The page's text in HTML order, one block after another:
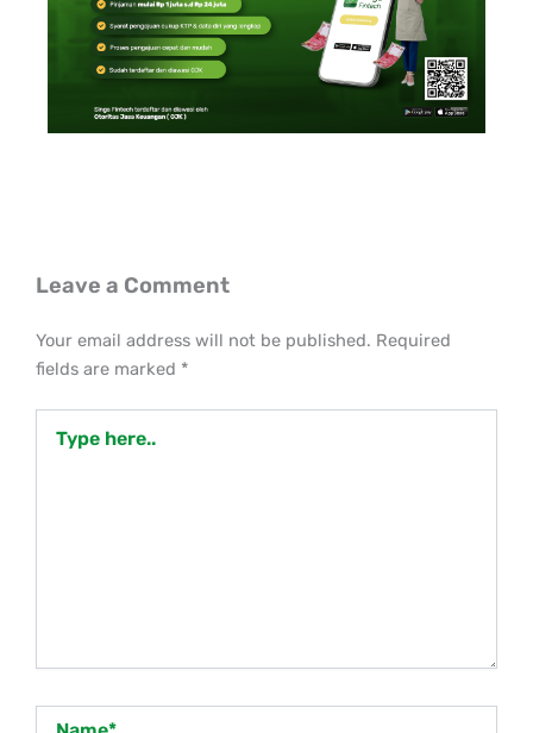
Leave a Comment
Your email address will not be published. Required
fields are marked *
here..